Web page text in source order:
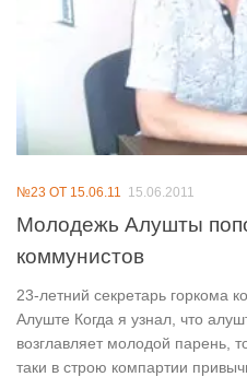
№23 ОТ 15.06.11 15.06.2011
Молодежь Алушты
коммунистов
23-летний секретарь горкома
Алуште Когда я узнал, что
возглавляет молодой парень,
таки в строю компартии